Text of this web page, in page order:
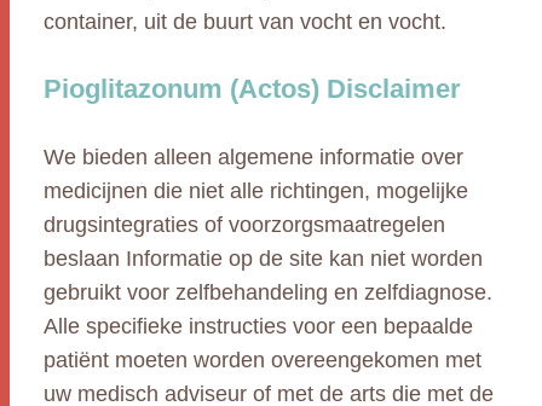
container, uit de buurt van vocht en vocht.
Pioglitazonum (Actos) Disclaimer
We bieden alleen algemene informatie over
medicijnen die niet alle richtingen, mogelijke
drugsintegraties of voorzorgsmaatregelen
beslaan Informatie op de site kan niet worden
gebruikt voor zelfbehandeling en zelfdiagnose.
Alle specifieke instructies voor een bepaalde
patiënt moeten worden overeengekomen met
uw medisch adviseur of met de arts die met de